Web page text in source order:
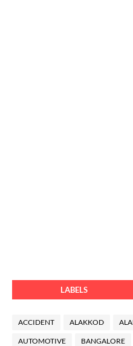
LABELS
ACCIDENT ALAKKOD
AUTOMOTIVE BANGALORE